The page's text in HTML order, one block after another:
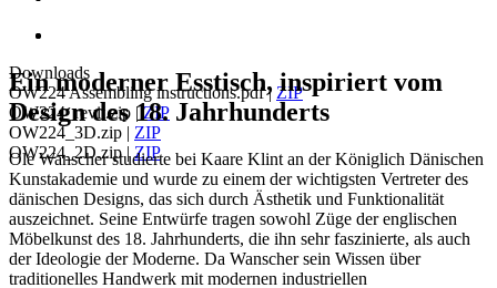
Downloads
OW224 Assembling instructions.pdf| ZIP
OW224_revit.zip |ZIP
OW224_3D.zip | ZIP
OW224_2D.zip|ZIP
Ein moderner Esstisch, inspiriert vom
Design des 18. Jahrhunderts
Ole Wanscher studierte bei Kaare Klint an der Königlich Dänischen
Kunstakademie und wurde zu einem der wichtigsten Vertreter des
dänischen Designs, das sich durch Ästhetik und Funktionalität
auszeichnet. Seine Entwürfe tragen sowohl Züge der englischen
Möbelkunst des 18. Jahrhunderts, die ihn sehr faszinierte, als auch
der Ideologie der Moderne. Da Wanscher sein Wissen über
traditionelles Handwerk mit modernen industriellen